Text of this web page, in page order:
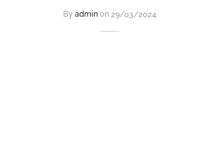
By adminon 29/03/2024